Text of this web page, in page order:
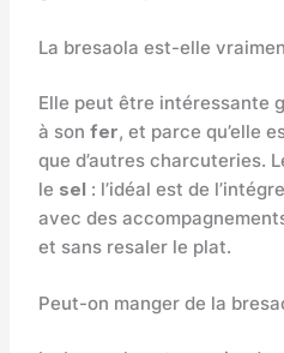
La bresaola est-elle
Elle peut être intéressante
à son fer, et parce qu’elle
que d’autres charcuteries.
le sel : l’idéal est de
avec des
et sans resaler le plat.
Peut-on manger de la